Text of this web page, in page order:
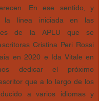
En ese sentido, y
la línea iniciada en las
de la APLU que se
Cristina Peri Rossi
en 2020 e Ida Vitale en
dedicar el próximo
que a lo largo de los
a varios idiomas y